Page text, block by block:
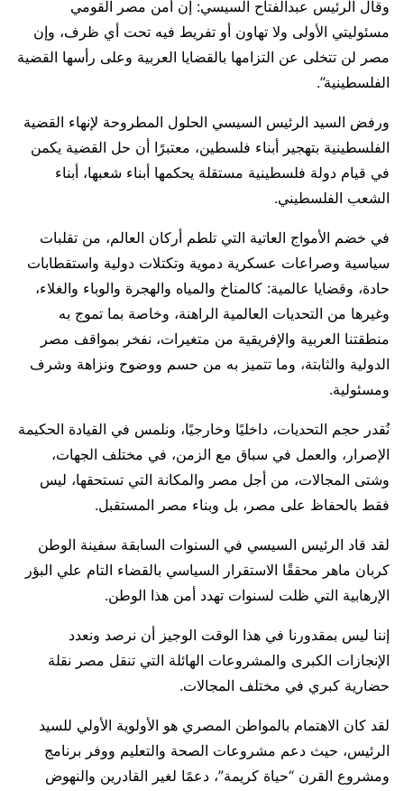
وقال الرئيس عبدالفتاح السيسي: إن أمن مصر القومي
مسئوليتي الأولى ولا تهاون أو تفريط فيه تحت أي ظرف، وإن
مصر لن تتخلى عن التزامها بالقضايا العربية وعلى رأسها القضية
الفلسطينية”.
ورفض السيد الرئيس السيسي الحلول المطروحة لإنهاء القضية
الفلسطينية بتهجير أبناء فلسطين، معتبرًا أن حل القضية يكمن
في قيام دولة فلسطينية مستقلة يحكمها أبناء شعبها، أبناء
الشعب الفلسطيني.
في خضم الأمواج العاتية التي تلطم أركان العالم، من تقلبات
سياسية وصراعات عسكرية دموية وتكتلات دولية واستقطابات
حادة، وقضايا عالمية: كالمناخ والمياه والهجرة والوباء والغلاء،
وغيرها من التحديات العالمية الراهنة، وخاصة بما تموج به
منطقتنا العربية والإفريقية من متغيرات، نفخر بمواقف مصر
الدولية والثابتة، وما تتميز به من حسم ووضوح ونزاهة وشرف
ومسئولية.
نُقدر حجم التحديات، داخليًا وخارجيًا، ونلمس في القيادة الحكيمة
الإصرار، والعمل في سباق مع الزمن، في مختلف الجهات،
وشتى المجالات، من أجل مصر والمكانة التي تستحقها، ليس
فقط بالحفاظ على مصر، بل وبناء مصر المستقبل.
لقد قاد الرئيس السيسي في السنوات السابقة سفينة الوطن
كربان ماهر محققًا الاستقرار السياسي بالقضاء التام علي البؤر
الإرهابية التي ظلت لسنوات تهدد أمن هذا الوطن.
إننا ليس بمقدورنا في هذا الوقت الوجيز أن نرصد ونعدد
الإنجازات الكبرى والمشروعات الهائلة التي تنقل مصر نقلة
حضارية كبري في مختلف المجالات.
لقد كان الاهتمام بالمواطن المصري هو الأولوية الأولي للسيد
الرئيس، حيث دعم مشروعات الصحة والتعليم ووفر برنامج
ومشروع القرن “حياة كريمة”، دعمًا لغير القادرين والنهوض